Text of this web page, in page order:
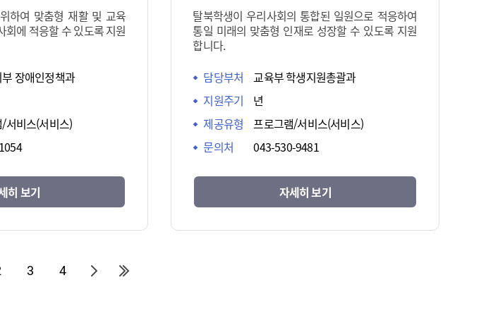
하여 맞춤형 재활 및 교육
회에 적응할 수 있도록 지원
장애인정책과
서비스(서비스)
히 보기
탈북학생이 우리사회의 통합된 일원으로 적응하여
통일 미래의 맞춤형 인재로 성장할 수 있도록 지원
합니다.
담당부처
교육부 학생지원총괄과
지원주기
년
제공유형
프로그램/서비스(서비스)
문의처
043-530-9481
자세히 보기
3 4